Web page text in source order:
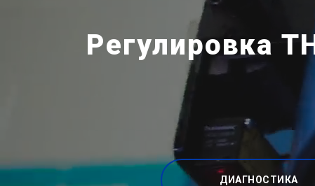
Регулировка
ДИАГНОСТИКА